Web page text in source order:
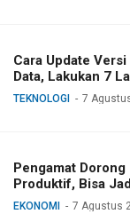
Cara Update
Data, Lakukan 7
TEKNOLOGI 7
Pengamat
Produktif, Bisa
EKONOMI 7 Agustus